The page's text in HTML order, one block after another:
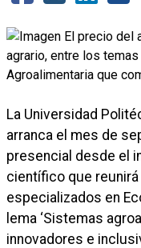
La Universidad
arranca el mes de
presencial desde el
científico que
especializados en
lema ‘Sistemas
innovadores e